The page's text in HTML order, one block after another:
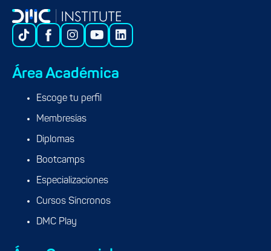
Área Académica
Escoge tu perfil
Membresías
Diplomas
Bootcamps
Especializaciones
Cursos Síncronos
DMC Play